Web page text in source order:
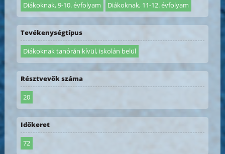
Diákoknak, 9-10. évfolyam Diákoknak, 11-12. évfolyam
Tevékenységtípus
Diákoknak tanórán kívül, iskolán belül
Résztvevők száma
20
Időkeret
72